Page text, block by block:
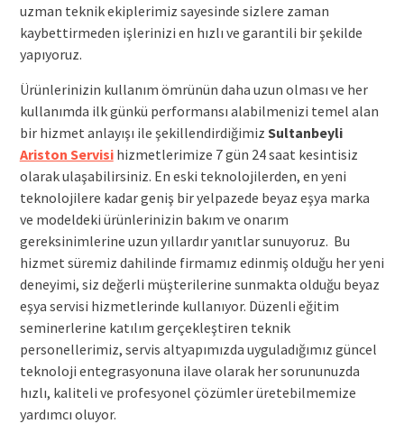
uzman teknik ekiplerimiz sayesinde sizlere zaman
kaybettirmeden işlerinizi en hızlı ve garantili bir şekilde
yapıyoruz.
Ürünlerinizin kullanım ömrünün daha uzun olması ve her
kullanımda ilk günkü performansı alabilmenizi temel alan
bir hizmet anlayışı ile şekillendirdiğimiz Sultanbeyli
Ariston Servisihizmetlerimize 7 gün 24 saat kesintisiz
olarak ulaşabilirsiniz. En eski teknolojilerden, en yeni
teknolojilere kadar geniş bir yelpazede beyaz eşya marka
ve modeldeki ürünlerinizin bakım ve onarım
gereksinimlerine uzun yıllardır yanıtlar sunuyoruz. Bu
hizmet süremiz dahilinde firmamız edinmiş olduğu her yeni
deneyimi, siz değerli müşterilerine sunmakta olduğu beyaz
eşya servisi hizmetlerinde kullanıyor. Düzenli eğitim
seminerlerine katılım gerçekleştiren teknik
personellerimiz, servis altyapımızda uyguladığımız güncel
teknoloji entegrasyonuna ilave olarak her sorununuzda
hızlı, kaliteli ve profesyonel çözümler üretebilmemize
yardımcı oluyor.